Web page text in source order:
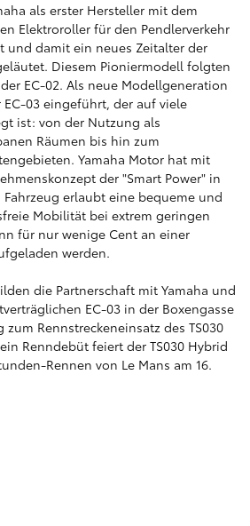
als erster Hersteller mit dem
Elektroroller für den Pendlerverkehr
und damit ein neues Zeitalter der
Diesem Pioniermodell folgten
EC-02. Als neue Modellgeneration
EC-03 eingeführt, der auf viele
ist: von der Nutzung als
Räumen bis hin zum
Yamaha Motor hat mit
der "Smart Power" in
Fahrzeug erlaubt eine bequeme und
Mobilität bei extrem geringen
für nur wenige Cent an einer
werden.
die Partnerschaft mit Yamaha und
EC-03 in der Boxengasse
Rennstreckeneinsatz des TS030
Renndebüt feiert der TS030 Hybrid
Rennen von Le Mans am 16.